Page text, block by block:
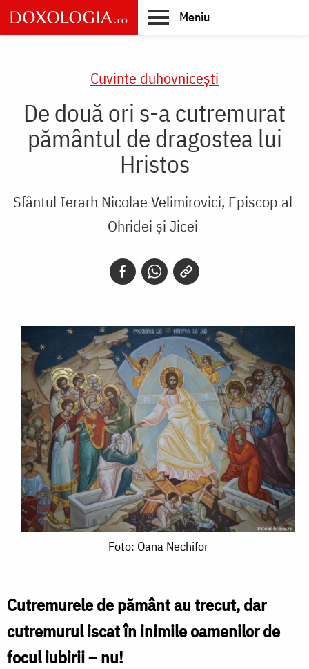
Skip
to
main
Meniu
Cuvinte duhovnicești
De două ori s-a cutremurat
pământul de dragostea lui
Hristos
Sfântul Ierarh Nicolae Velimirovici, Episcop al
Ohridei și Jicei
Foto: Oana Nechifor
Cutremurele de pământ au trecut, dar
cutremurul iscat în inimile oamenilor de
focul iubirii – nu!